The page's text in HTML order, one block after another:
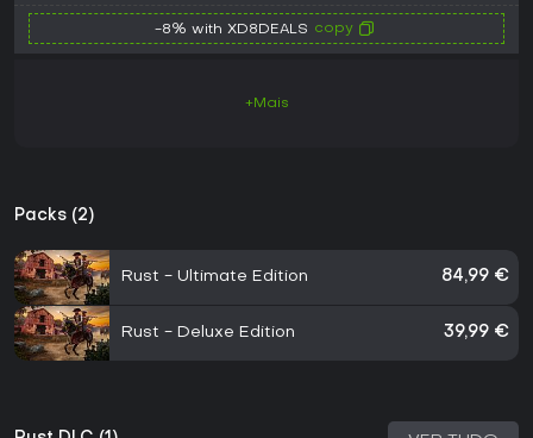
-8% with XD8DEALS copy
+Mais
Packs (2)
Rust - Ultimate Edition 84,99 €
Rust - Deluxe Edition 39,99 €